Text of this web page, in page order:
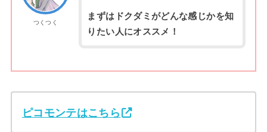
つくつく
まずはドクダミがどんな感じかを知
りたい人にオススメ！
ピコモンテはこちら